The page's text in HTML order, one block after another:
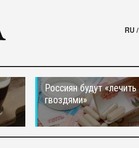
RU /
Россиян будут «лечить
гвоздями»